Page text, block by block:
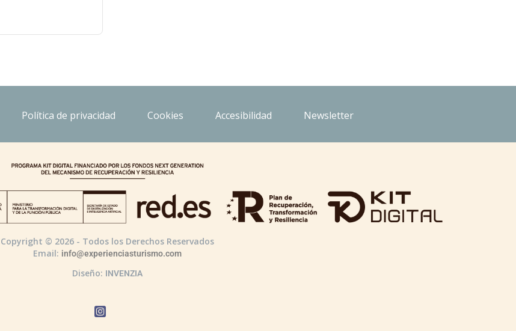
Política de privacidad Cookies Accesibilidad Newsletter
Copyright © 2026 - Todos los Derechos Reservados
Email: info@experienciasturismo.com
Diseño: INVENZIA